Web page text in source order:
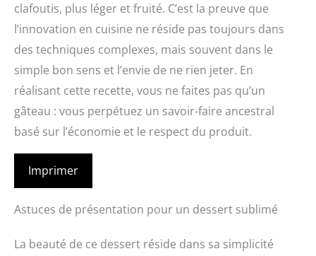
clafoutis, plus léger et fruité. C’est la preuve que
l’innovation en cuisine ne réside pas toujours dans
des techniques complexes, mais souvent dans le
simple bon sens et l’envie de ne rien jeter. En
réalisant cette recette, vous ne faites pas qu’un
gâteau : vous perpétuez un savoir-faire ancestral
basé sur l’économie et le respect du produit.
Imprimer
Astuces de présentation pour un dessert sublimé
La beauté de ce dessert réside dans sa simplicité